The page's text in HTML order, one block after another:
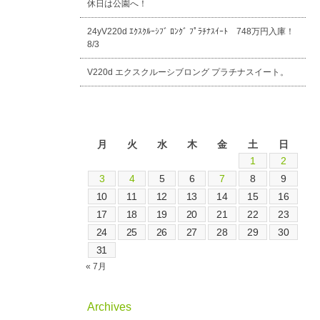
休日は公園へ！
24yV220d ｴｸｽｸﾙｰｼﾌﾞ ﾛﾝｸﾞ ﾌﾟﾗﾁﾅｽｲｰﾄ 748万円入庫！
8/3
V220d エクスクルーシブロング プラチナスイート。
月
火 水 木 金 土
日
1
2
3
4 5 6 7 8
9
10
11 12 13 14 15
16
17
18 19 20 21 22
23
24
25 26 27 28 29
30
31
« 7月
Archives